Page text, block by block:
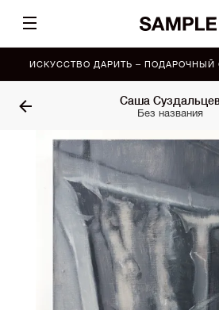
ИСКУССТВО ДАРИТЬ – ПОДАРОЧНЫЙ
Саша
Без названия